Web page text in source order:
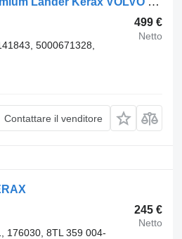
499 €
Netto
5000671328,
Contattare il venditore
245 €
Netto
176030, 8TL 359 004-